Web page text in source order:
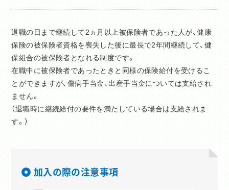
退職の日まで継続して2ヵ月以上被保険者であった人が、健康
保険の被保険者資格を喪失した後に最長で2年間継続して、健
保組合の被保険者となれる制度です。
在職中に被保険者であったときと同様の保険給付を受けるこ
とができますが、傷病手当金、出産手当金については支給され
ません。
（退職時に継続給付の要件を満たしている場合は支給されま
す。）
加入の際の注意事項